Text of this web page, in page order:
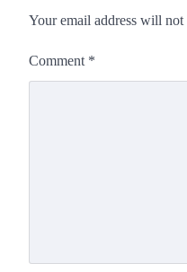
Your email address will not
Comment *